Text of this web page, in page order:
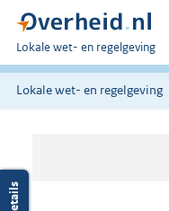
U
bent
hier:
Lokale wet- en regelgeving
Lokale wet- en regelgeving